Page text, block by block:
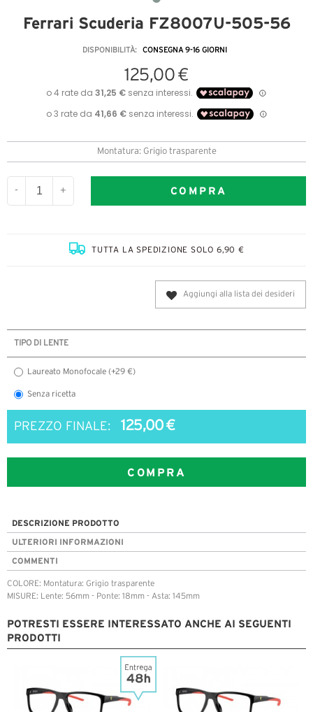
Ferrari Scuderia FZ8007U-505-56
DISPONIBILITÀ: CONSEGNA 9-16 GIORNI
125,00 €
Montatura: Grigio trasparente
- + COMPRA
TUTTA LA SPEDIZIONE SOLO 6,90 €
Aggiungi alla lista dei desideri
TIPO DI LENTE
Laureato Monofocale (+29 €)
Senza ricetta
PREZZO FINALE: 125,00 €
COMPRA
DESCRIZIONE PRODOTTO
ULTERIORI INFORMAZIONI
COMMENTI
COLORE: Montatura: Grigio trasparente
MISURE: Lente: 56mm - Ponte: 18mm - Asta: 145mm
POTRESTI ESSERE INTERESSATO ANCHE AI SEGUENTI
PRODOTTI